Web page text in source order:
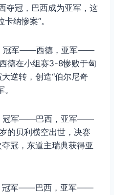
夺冠，巴西成为亚军，这
纳惨案”。
冠军——西德，亚军——
德在小组赛3-8惨败于匈
逆转，创造“伯尔尼奇
冠军——巴西，亚军——
的贝利横空出世，决赛
冠，东道主瑞典获得亚
冠军——巴西，亚军——